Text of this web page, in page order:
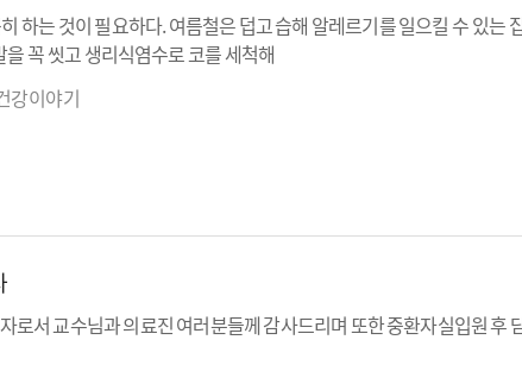
하는 것이 필요하다. 여름철은 덥고 습해 알레르기를 일으킬 수 있는
을 꼭 씻고 생리식염수로 코를 세척해
강이야기
로서 교수님과 의료진 여러분들께 감사드리며 또한 중환자실입원